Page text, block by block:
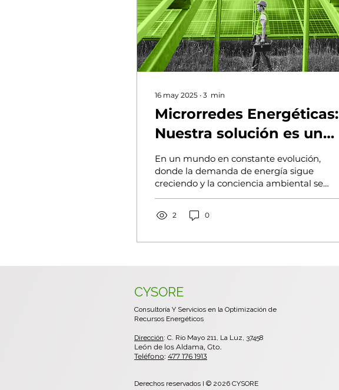
16 may 2025 ∙ 3 min
Microrredes Energéticas:
Nuestra solución es un
mundo más verde.
En un mundo en constante evolución,
donde la demanda de energía sigue
creciendo y la conciencia ambiental se
consolida, las microrredes...
2 0
CYSORE
Consultoría Y Servicios en la Optimización de
Recursos Energéticos
Dirección: C. Río Mayo 211, La Luz, 37458
León de los Aldama, Gto.
Teléfono: 477 176 1913
Derechos reservados I © 2026 CYSORE